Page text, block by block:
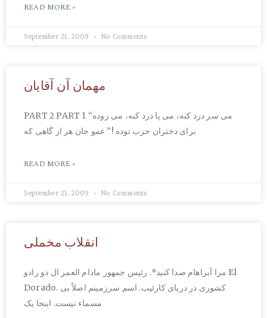
READ MORE »
September 21, 2009 No Comments
مهمان آن آقایان
PART 2 PART 1 “می‌ سر درد کنه، می‌ پا درد کنه، می‌ روده
برای دختران حزب توده !” عمو جان هر از گاهی‌ که
READ MORE »
September 21, 2009 No Comments
انقلاب مخملی
مرا آبراهام صدا کنید*. رئیس جمهور مادام العمر ال دو رادو El
Dorado. کشوری در دریای کارئیب. اسم سرزمینم اصلاً بی
مسماء نیست. اینجا یک